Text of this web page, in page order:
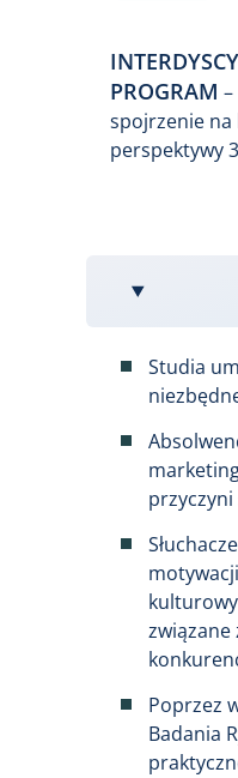
PROGRAM
spojrzenie
perspektywy
Studia
Poprzez
Badania